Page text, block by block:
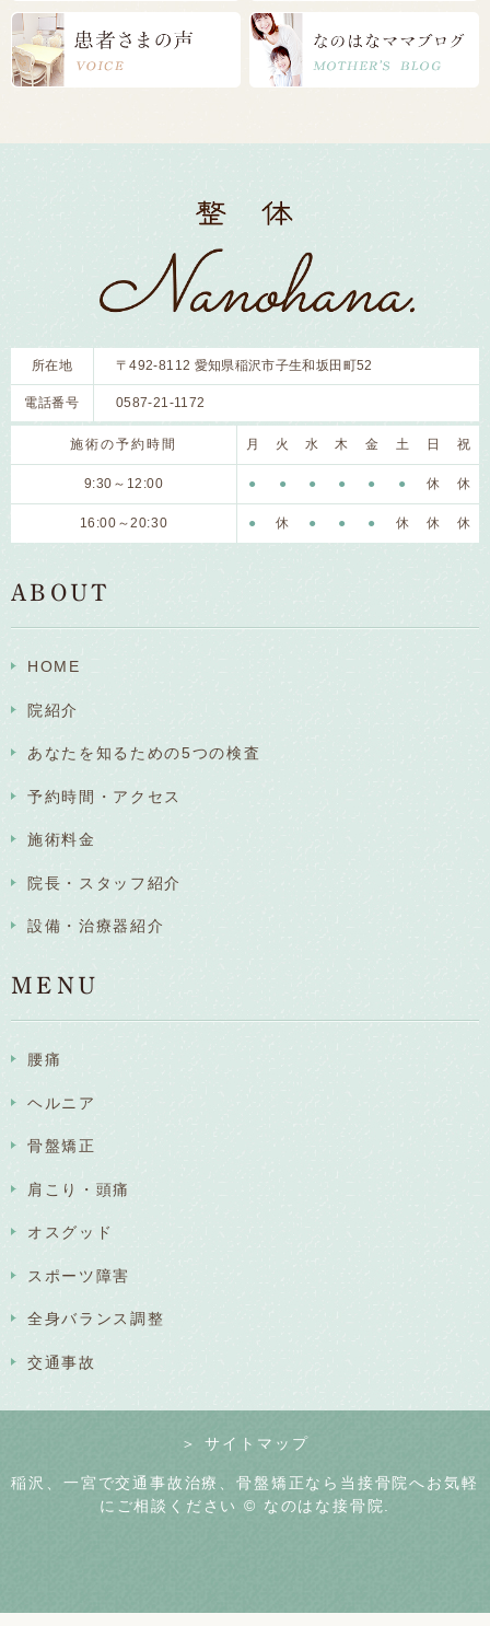
所在地 〒492-8112 愛知県稲沢市子生和坂田町52
電話番号 0587-21-1172
施術の予約時間 月 火 水 木 金 土 日 祝
9:30～12:00 ● ● ● ● ● ● 休 休
16:00～20:30 ● 休 ● ● ● 休 休 休
ABOUT
HOME
院紹介
あなたを知るための5つの検査
予約時間・アクセス
施術料金
院長・スタッフ紹介
設備・治療器紹介
MENU
腰痛
ヘルニア
骨盤矯正
肩こり・頭痛
オスグッド
スポーツ障害
全身バランス調整
交通事故
＞ サイトマップ
稲沢、一宮で交通事故治療、骨盤矯正なら当接骨院へお気軽
にご相談ください © なのはな接骨院.